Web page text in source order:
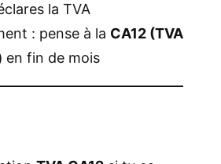
la TVA
: pense à la CA12 (TVA
en fin de mois